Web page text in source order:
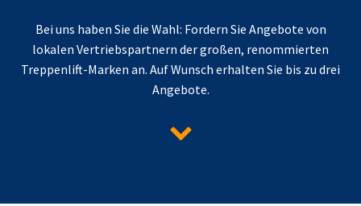
Bei uns haben Sie die Wahl: Fordern Sie Angebote von
lokalen Vertriebspartnern der großen, renommierten
Treppenlift-Marken an. Auf Wunsch erhalten Sie bis zu drei
Angebote.